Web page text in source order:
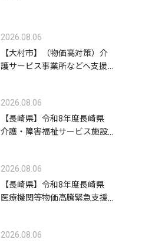
2026.08.06
【大村市】（物価高対策）介
護サービス事業所などへ支援
2026.08.06
【長崎県】令和8年度長崎県
介護・障害福祉サービス施設
2026.08.06
【長崎県】令和8年度長崎県
医療機関等物価高騰緊急支援
2026.08.06